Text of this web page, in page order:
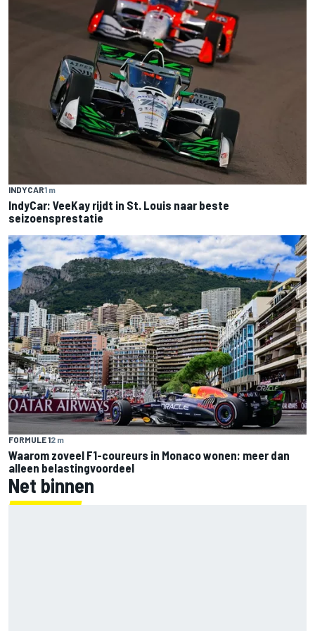
INDYCAR1 m
IndyCar: VeeKay rijdt in St. Louis naar beste
seizoensprestatie
FORMULE 12 m
Waarom zoveel F1-coureurs in Monaco wonen: meer dan
alleen belastingvoordeel
Net binnen